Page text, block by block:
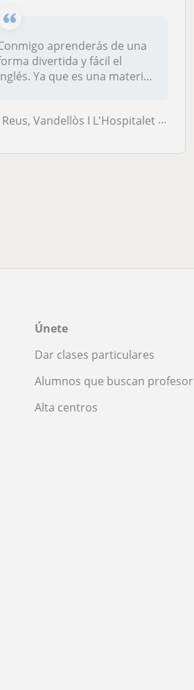
aprenderás de una
divertida y fácil el
Ya que es una materia
Reus, Vandellòs I L'Hospitalet de L'Infant
Únete
Dar clases particulares
Alumnos que buscan profesor
Alta centros